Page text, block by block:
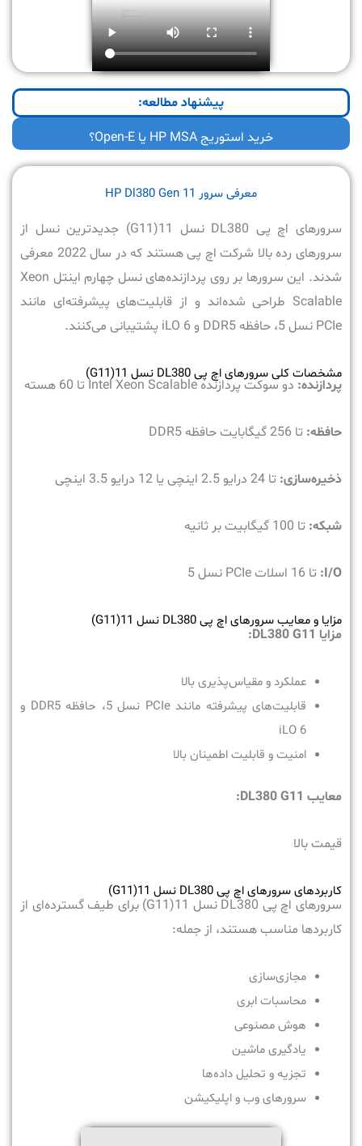
پیشنهاد مطالعه:
خرید استوریج HP MSA یا Open-E؟
معرفی سرور HP Dl380 Gen 11
سرورهای اچ پی DL380 نسل 11(G11) جدیدترین نسل از
سرورهای رده بالا شرکت اچ پی هستند که در سال 2022 معرفی
شدند. این سرورها بر روی پردازنده‌های نسل چهارم اینتل Xeon
Scalable طراحی شده‌اند و از قابلیت‌های پیشرفته‌ای مانند
PCIe نسل 5، حافظه DDR5 و iLO 6 پشتیبانی می‌کنند.
مشخصات کلی سرورهای اچ پی DL380 نسل 11(G11)
پردازنده: دو سوکت پردازنده Intel Xeon Scalable تا 60 هسته
حافظه: تا 256 گیگابایت حافظه DDR5
ذخیره‌سازی: تا 24 درایو 2.5 اینچی یا 12 درایو 3.5 اینچی
شبکه: تا 100 گیگابیت بر ثانیه
I/O
: تا 16 اسلات PCIe نسل 5
مزایا و معایب سرورهای اچ پی DL380 نسل 11(G11)
مزایا DL380 G11
:
عملکرد و مقیاس‌پذیری بالا
قابلیت‌های پیشرفته مانند PCIe نسل 5، حافظه DDR5 و
iLO 6
امنیت و قابلیت اطمینان بالا
معایب :
قیمت بالا
کاربردهای سرورهای اچ پی DL380 نسل 11(G11)
سرورهای اچ پی DL380 نسل 11(G11) برای طیف گسترده‌ای از
کاربردها مناسب هستند، از جمله:
مجازی‌سازی
محاسبات ابری
هوش مصنوعی
یادگیری ماشین
تجزیه و تحلیل داده‌ها
سرورهای وب و اپلیکیشن